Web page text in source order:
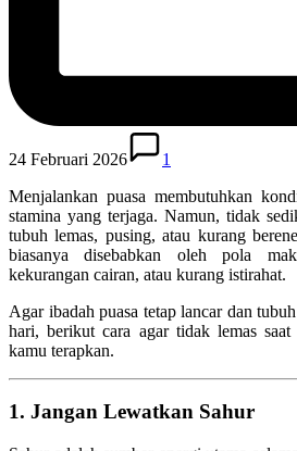
24 Februari 2026
1
Menjalankan puasa membutuhkan
stamina yang terjaga. Namun, tidak
tubuh lemas, pusing, atau kurang
biasanya disebabkan oleh pola
kekurangan cairan, atau kurang istirahat.
Agar ibadah puasa tetap lancar dan
hari, berikut cara agar tidak lemas saat
kamu terapkan.
1. Jangan Lewatkan Sahur